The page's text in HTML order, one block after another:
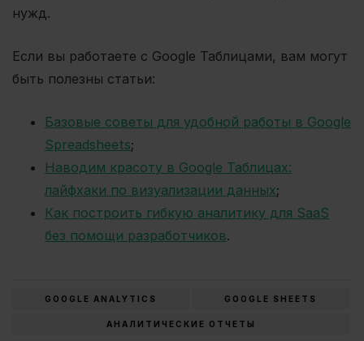
нужд.
Если вы работаете с Google Таблицами, вам могут
быть полезны статьи:
Базовые советы для удобной работы в Google
Spreadsheets;
Наводим красоту в Google Таблицах:
лайфхаки по визуализации данных;
Как построить гибкую аналитику для SaaS
без помощи разработчиков.
GOOGLE ANALYTICS GOOGLE SHEETS
АНАЛИТИЧЕСКИЕ ОТЧЕТЫ